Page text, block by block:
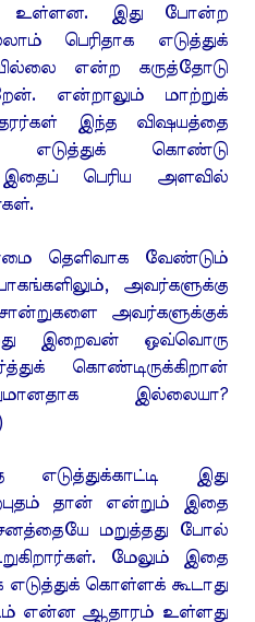
உள்ளன. இது போன்ற
பெரிதாக எடுத்துக்
என்ற கருத்தோடு
என்றாலும் மாற்றுக்
இந்த விஷயத்தை
எடுத்துக் கொண்டு
இதைப் பெரிய அளவில்
தெளிவாக வேண்டும்
அவர்களுக்கு
அவர்களுக்குக்
இறைவன் ஒவ்வொரு
கொண்டிருக்கிறான்
இல்லையா?
இது
தான் என்றும் இதை
மறுத்தது போல்
மேலும் இதை
கொள்ளக் கூடாது
என்ன ஆதாரம் உள்ளது